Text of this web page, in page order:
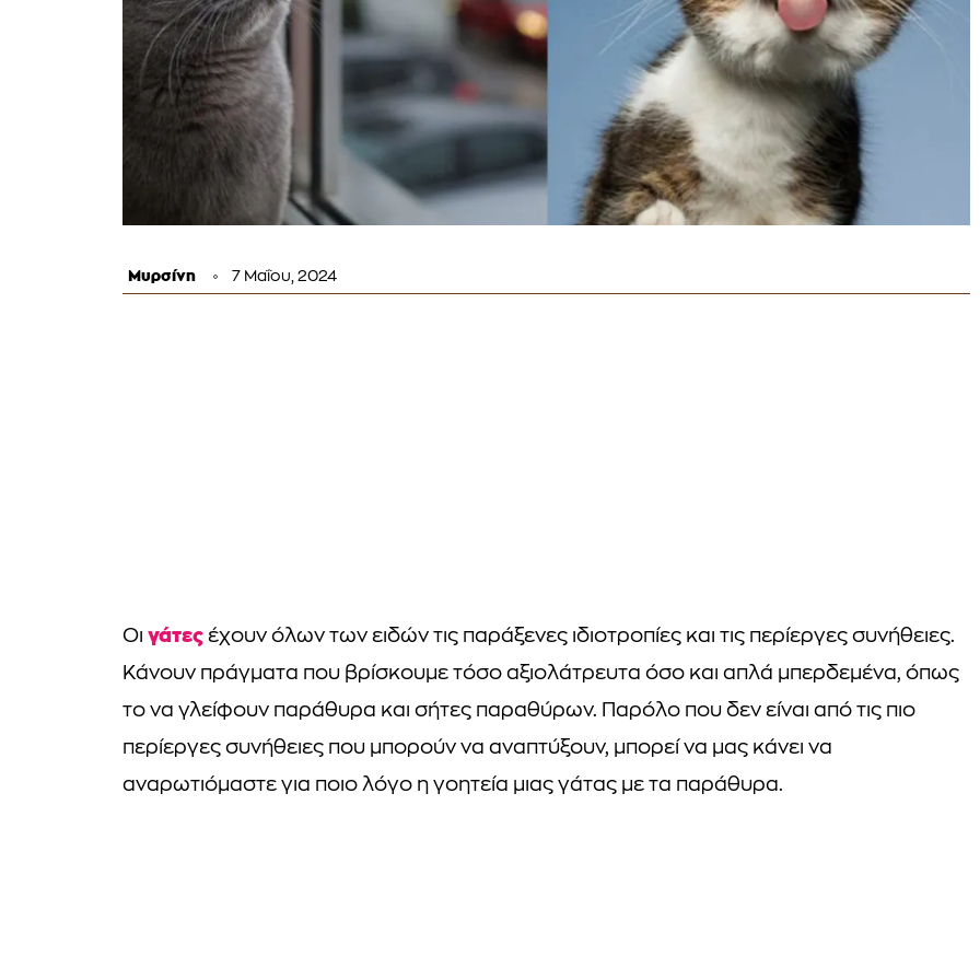
Μυρσίνη 7 Μαΐου, 2024
Οι γάτες έχουν όλων των ειδών τις παράξενες ιδιοτροπίες και τις περίεργες συνήθειες.
Κάνουν πράγματα που βρίσκουμε τόσο αξιολάτρευτα όσο και απλά μπερδεμένα, όπως
το να γλείφουν παράθυρα και σήτες παραθύρων. Παρόλο που δεν είναι από τις πιο
περίεργες συνήθειες που μπορούν να αναπτύξουν, μπορεί να μας κάνει να
αναρωτιόμαστε για ποιο λόγο η γοητεία μιας γάτας με τα παράθυρα.